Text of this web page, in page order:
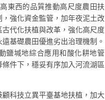
東西的品質推動高尺度農田扶
強化資金監管，加年夜泥土改
代化扶植與改革，強化高尺度
基礎農田優進劣出治理機制。
鹽堿地綜合應用和酸化耕地管
件下，穩妥有序加入河流湖區
顧科技立異平臺基地扶植，加大